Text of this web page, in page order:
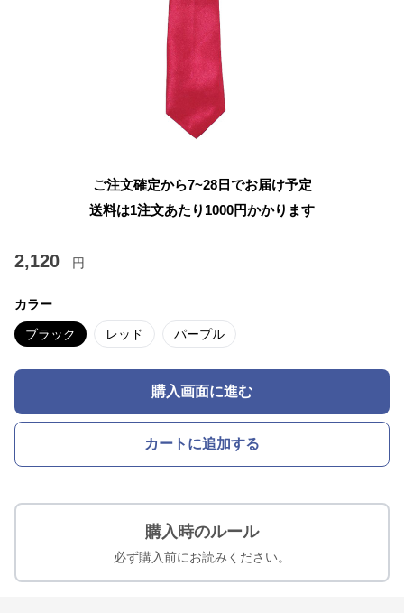
ご注文確定から7~28日でお届け予定
送料は1注文あたり 1000円かかります
2,120 円
カラー
ブラック レッド パープル
購入画面に進む
カートに追加する
購入時のルール
必ず購入前にお読みください。